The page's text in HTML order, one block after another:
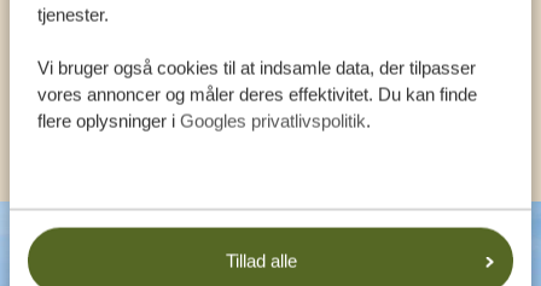
tjenester.
Vi bruger også cookies til at indsamle data, der tilpasser
vores annoncer og måler deres effektivitet. Du kan finde
flere oplysninger i Googles privatlivspolitik.
Tillad alle
DA: +4589878233
KONTAKT OS